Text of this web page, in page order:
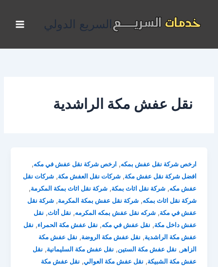
المحتوى
السريع الدولي
نقل عفش مكة الراشدية
ارخص شركة نقل عفش بمكه, ارخص شركة نقل عفش في مكه,
افضل شركة نقل عفش مكة,شركات نقل العفش مكة,شركات نقل
عفش مكه,شركة نقل اثاث بمكة,شركة نقل اثاث بمكة المكرمة,
شركة نقل اثاث بمكه,شركة نقل عفش بمكة المكرمة,شركة نقل
عفش في مكة,شركه نقل عفش بمكه المكرمه, نقل أثاث, نقل
عفش داخل مكة, نقل عفش في مكه, نقل عفش مكة الحمراء, نقل
عفش مكة الراشدية, نقل عفش مكة الروضة, نقل عفش مكة
الزاهر , نقل عفش مكة الستين, نقل عفش مكة السليمانية, نقل
عفش مكة الشبيكة, نقل عفش مكة العوالي, نقل عفش مكة